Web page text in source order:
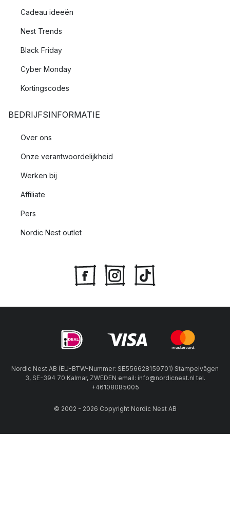
Cadeau ideeën
Nest Trends
Black Friday
Cyber Monday
Kortingscodes
BEDRIJFSINFORMATIE
Over ons
Onze verantwoordelijkheid
Werken bij
Affiliate
Pers
Nordic Nest outlet
Nordic Nest AB (EU-BTW-Nummer: SE556628159701) Stämpelvägen
3, SE-394 70 Kalmar, ZWEDEN email: info@nordicnest.nl tel.
+46108085005
© 2002 - 2026 Copyright Nordic Nest AB